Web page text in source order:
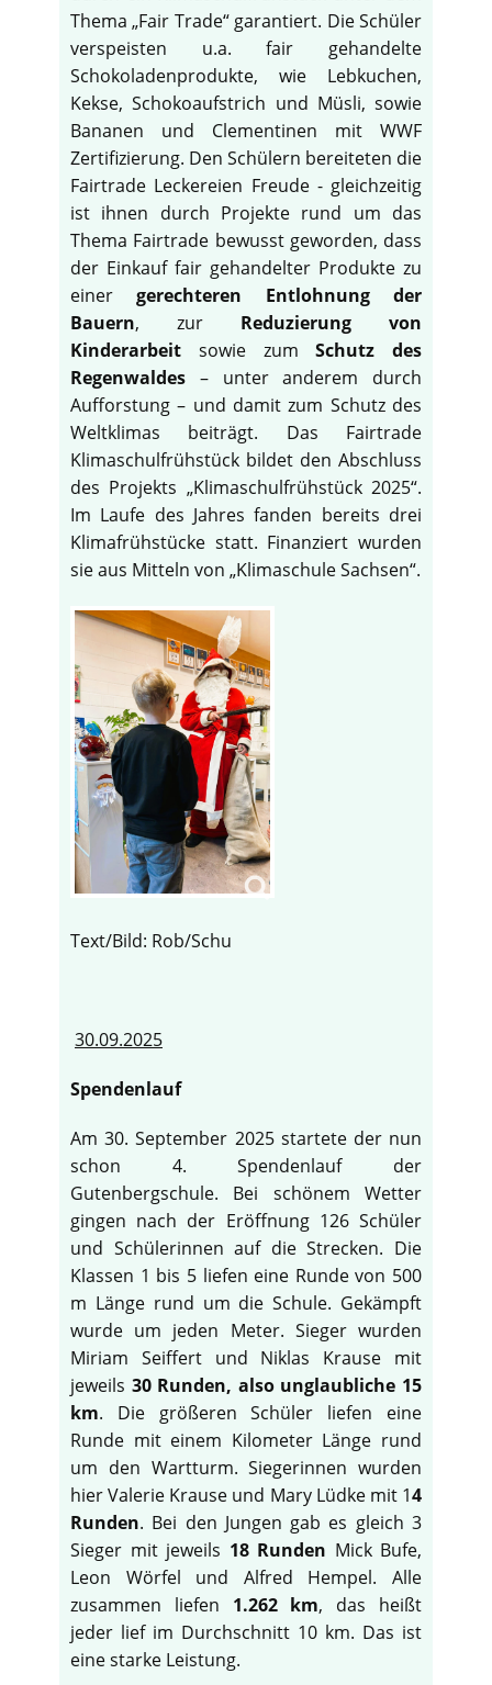
Thema „Fair Trade“ garantiert. Die Schüler
verspeisten u.a. fair gehandelte
Schokoladenprodukte, wie Lebkuchen,
Kekse, Schokoaufstrich und Müsli, sowie
Bananen und Clementinen mit WWF
Zertifizierung. Den Schülern bereiteten die
Fairtrade Leckereien Freude - gleichzeitig
ist ihnen durch Projekte rund um das
Thema Fairtrade bewusst geworden, dass
der Einkauf fair gehandelter Produkte zu
einergerechteren Entlohnung der
Bauern, zur Reduzierung von
Kinderarbeit sowie zumSchutz des
Regenwaldes – unter anderem durch
Aufforstung – und damit zum Schutz des
Weltklimas beiträgt. Das Fairtrade
Klimaschulfrühstück bildet den Abschluss
des Projekts „Klimaschulfrühstück 2025“.
Im Laufe des Jahres fanden bereits drei
Klimafrühstücke statt. Finanziert wurden
sie aus Mitteln von „Klimaschule Sachsen“.
Text/Bild: Rob/Schu
30.09.2025
Spendenlauf
Am 30. September 2025 startete der nun
schon 4. Spendenlauf der
Gutenbergschule. Bei schönem Wetter
gingen nach der Eröffnung 126 Schüler
und Schülerinnen auf die Strecken. Die
Klassen 1 bis 5 liefen eine Runde von 500
m Länge rund um die Schule. Gekämpft
wurde um jeden Meter. Sieger wurden
Miriam Seiffert und Niklas Krause mit
jeweils 30 Runden, also unglaubliche 15
km. Die größeren Schüler liefen eine
Runde mit einem Kilometer Länge rund
um den Wartturm. Siegerinnen wurden
hier Valerie Krause und Mary Lüdke mit 14
Runden. Bei den Jungen gab es gleich 3
Sieger mit jeweils 18 Runden Mick Bufe,
Leon Wörfel und Alfred Hempel. Alle
zusammen liefen 1.262 km, das heißt
jeder lief im Durchschnitt 10 km. Das ist
eine starke Leistung.